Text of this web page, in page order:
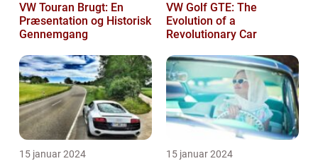
VW Touran Brugt: En
Præsentation og Historisk
Gennemgang
VW Golf GTE: The
Evolution of a
Revolutionary Car
15 januar 2024 15 januar 2024